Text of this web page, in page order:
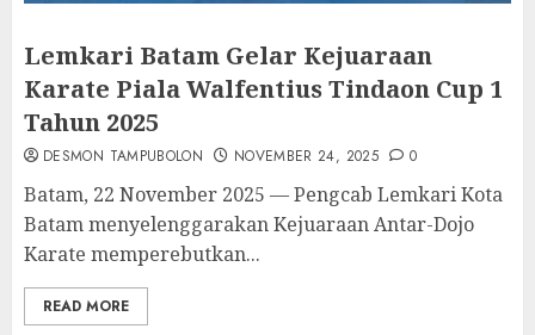
Lemkari Batam Gelar Kejuaraan
Karate Piala Walfentius Tindaon Cup 1
Tahun 2025
DESMON TAMPUBOLON NOVEMBER 24, 2025 0
Batam, 22 November 2025 — Pengcab Lemkari Kota
Batam menyelenggarakan Kejuaraan Antar-Dojo
Karate memperebutkan...
READ MORE